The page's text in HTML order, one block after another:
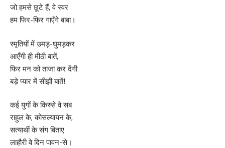
जो हमसे छूटे हैं, वे स्वर
हम फिर-फिर गाएँगे बाबा।
स्मृतियों में उमड़-घुमड़कर
आएँगी ही मीठी बातें,
फिर मन को ताजा कर देंगी
बड़े प्यार में सीझी बातें!
कई युगों के किस्से वे सब
राहुल के, कोसल्यायन के,
सत्यार्थी के संग बिताए
लाहौरी वे दिन पावन-से।